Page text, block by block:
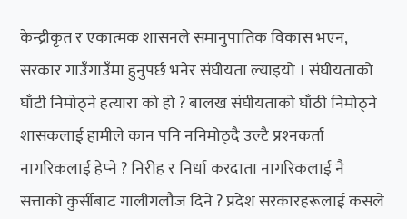
केन्द्रीकृत र एकात्मक शासनले समानुपातिक विकास भएन,
सरकार गाउँगाउँमा हुनुपर्छ भनेर संघीयता ल्याइयो । संघीयताको
घाँटी निमोठ्ने हत्यारा को हो ? बालख संघीयताको घाँठी निमोठ्ने
शासकलाई हामीले कान पनि ननिमोठ्दै उल्टै प्रश्‍नकर्ता
नागरिकलाई हेप्‍ने ? निरीह र निर्धा करदाता नागरिकलाई नै
सत्ताको कुर्सीबाट गालीगलौज दिने ? प्रदेश सरकारहरूलाई कसले